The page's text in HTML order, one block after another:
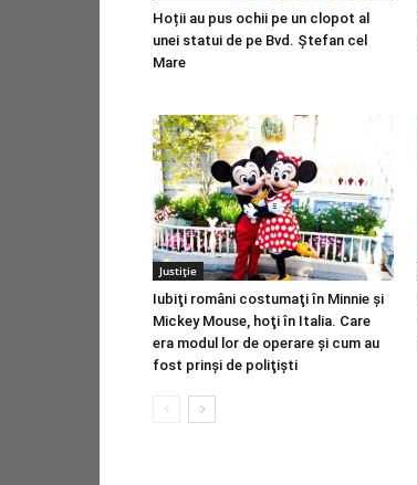
Hoții au pus ochii pe un clopot al
unei statui de pe Bvd. Ștefan cel
Mare
Justiție
Iubiţi români costumaţi în Minnie şi
Mickey Mouse, hoţi în Italia. Care
era modul lor de operare şi cum au
fost prinşi de poliţişti